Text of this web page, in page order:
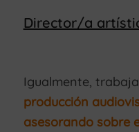
Director/a
Igualmente,
producción
asesorando sobre